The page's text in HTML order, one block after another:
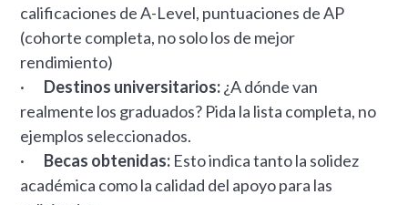
calificaciones de A-Level, puntuaciones de AP
(cohorte completa, no solo los de mejor
rendimiento)
· Destinos universitarios:¿A dónde van
realmente los graduados? Pida la lista completa, no
ejemplos seleccionados.
· Becas obtenidas: Esto indica tanto la solidez
académica como la calidad del apoyo para las